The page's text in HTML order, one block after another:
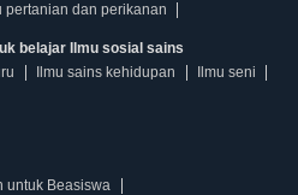
pertanian dan perikanan
belajar Ilmu sosial sains
Ilmu sains kehidupan
Ilmu seni
untuk Beasiswa